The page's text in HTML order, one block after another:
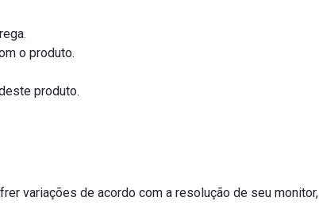
o produto.
produto.
variações de acordo com a resolução de seu monitor,